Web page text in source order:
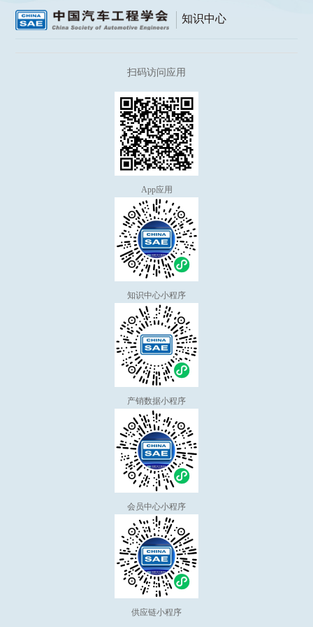
知识中心
扫码访问应用
App应用
知识中心小程序
产销数据小程序
会员中心小程序
供应链小程序